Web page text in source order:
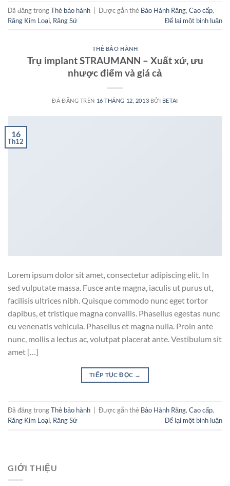
Đã đăng trongThẻ bảo hành Được gắn thẻ Bảo Hành Răng, Cao cấp,
Răng Kim Loại, Răng Sứ Để lại một bình luận
THẺ BẢO HÀNH
Trụ implant STRAUMANN – Xuất xứ, ưu
nhược điểm và giá cả
ĐÃ ĐĂNG TRÊN 16 THÁNG 12, 2013 BỞI BETAI
16
Th12
Lorem ipsum dolor sit amet, consectetur adipiscing elit. In
sed vulputate massa. Fusce ante magna, iaculis ut purus ut,
facilisis ultrices nibh. Quisque commodo nunc eget tortor
dapibus, et tristique magna convallis. Phasellus egestas nunc
eu venenatis vehicula. Phasellus et magna nulla. Proin ante
nunc, mollis a lectus ac, volutpat placerat ante. Vestibulum sit
amet […]
TIẾP TỤC ĐỌC →
Đã đăng trongThẻ bảo hành Được gắn thẻ Bảo Hành Răng, Cao cấp,
Răng Kim Loại, Răng Sứ Để lại một bình luận
GIỚI THIỆU